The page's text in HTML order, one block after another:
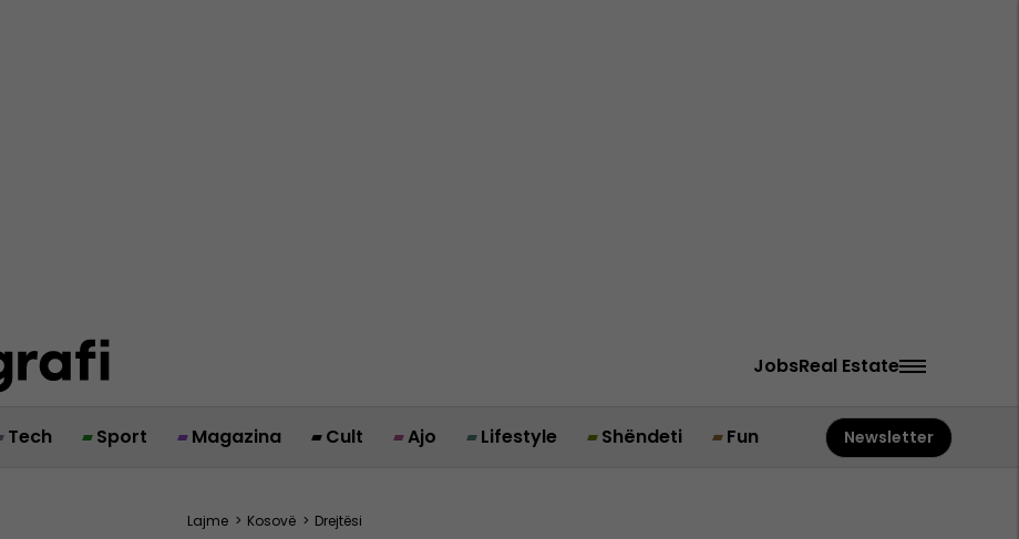
JobsReal Estate
Tech Sport Magazina Cult Ajo Lifestyle Shëndeti Fun Newsletter
Lajme > Kosovë > Drejtësi